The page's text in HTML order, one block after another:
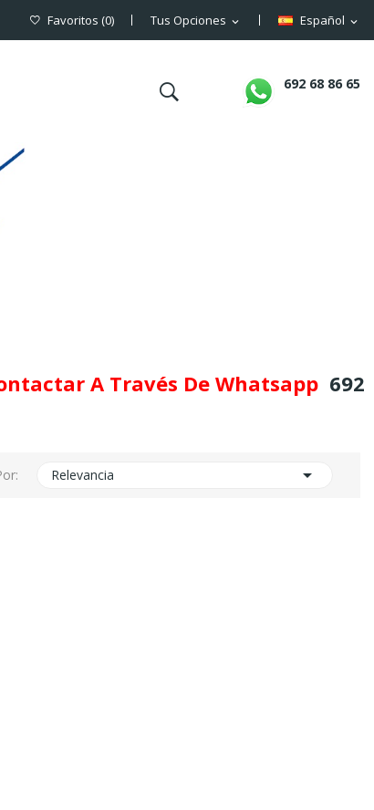
Español expand_more
Tus Opciones expand_more
Favoritos (0)
692 68 86 65
A Través De Whatsapp692
Relevancia 